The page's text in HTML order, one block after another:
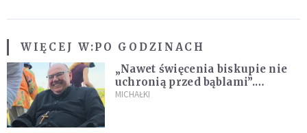
WIĘCEJ W:PO GODZINACH
„Nawet święcenia biskupie nie
uchronią przed bąblami”.
Archidiecezja pokazała
MICHAŁKI